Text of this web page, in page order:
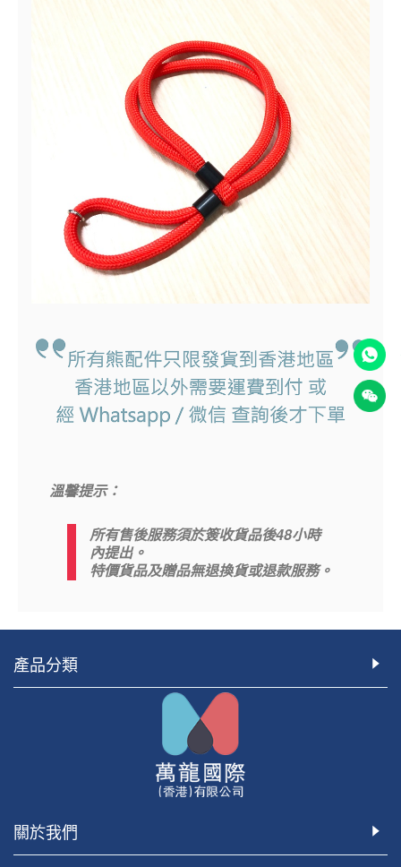
溫馨提示：
所有售後服務須於簽收貨品後48小時
內提出。
特價貨品及贈品無退換貨或退款服務。
產品分類
關於我們